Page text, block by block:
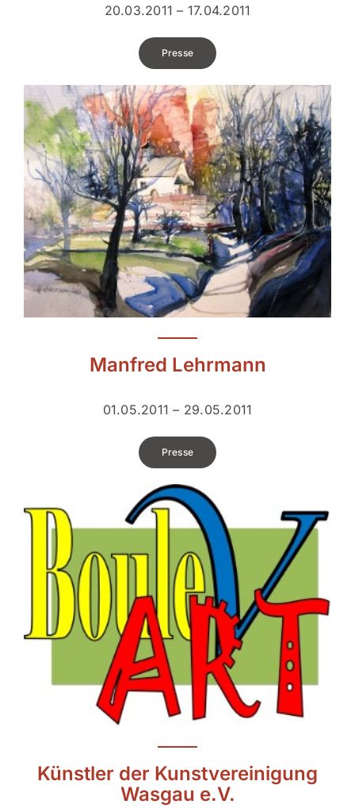
20.03.2011 – 17.04.2011
Presse
Manfred Lehrmann
01.05.2011 – 29.05.2011
Presse
Künstler der Kunstvereinigung
Wasgau e.V.